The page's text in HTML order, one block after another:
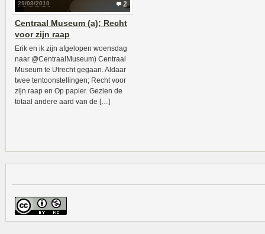
2
29/08/2010
Centraal Museum (a); Recht
voor zijn raap
Erik en ik zijn afgelopen woensdag
naar @CentraalMuseum) Centraal
Museum te Utrecht gegaan. Aldaar
twee tentoonstellingen; Recht voor
zijn raap en Op papier. Gezien de
totaal andere aard van de […]